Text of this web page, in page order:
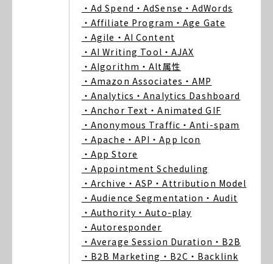
・Ad Spend ・AdSense ・AdWords
・Affiliate Program ・Age Gate
・Agile ・AI Content
・AI Writing Tool ・AJAX
・Algorithm ・Alt属性
・Amazon Associates ・AMP
・Analytics ・Analytics Dashboard
・Anchor Text ・Animated GIF
・Anonymous Traffic ・Anti-spam
・Apache ・API ・App Icon
・App Store
・Appointment Scheduling
・Archive ・ASP ・Attribution Model
・Audience Segmentation ・Audit
・Authority ・Auto-play
・Autoresponder
・Average Session Duration ・B2B
・B2B Marketing ・B2C ・Backlink